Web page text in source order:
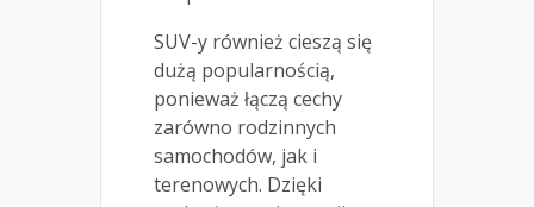
SUV-y również cieszą się
dużą popularnością,
ponieważ łączą cechy
zarówno rodzinnych
samochodów, jak i
terenowych. Dzięki